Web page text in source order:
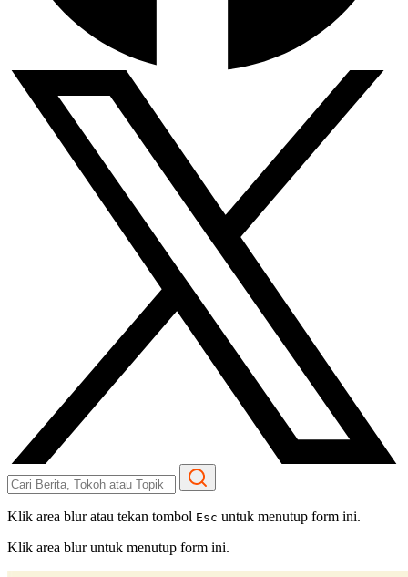
Klik area blur atau tekan tombol Esc untuk menutup form ini.
Klik area blur untuk menutup form ini.